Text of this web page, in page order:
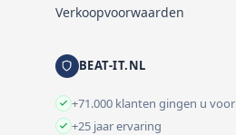
Verkoopvoorwaarden
BEAT-IT.NL
+71.000 klanten gingen u voor
+25 jaar ervaring